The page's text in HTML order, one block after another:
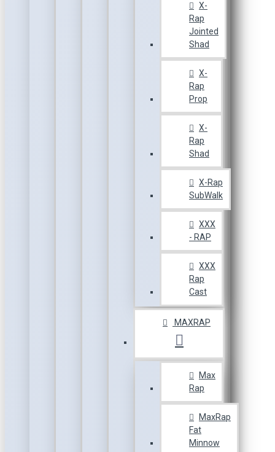
X-
Rap
Jointed
Shad
X-
Rap
Prop
X-
Rap
Shad
X-Rap
SubWalk
XXX
- RAP
XXX
Rap
Cast
MAXRAP
Max
Rap
MaxRap
Fat
Minnow